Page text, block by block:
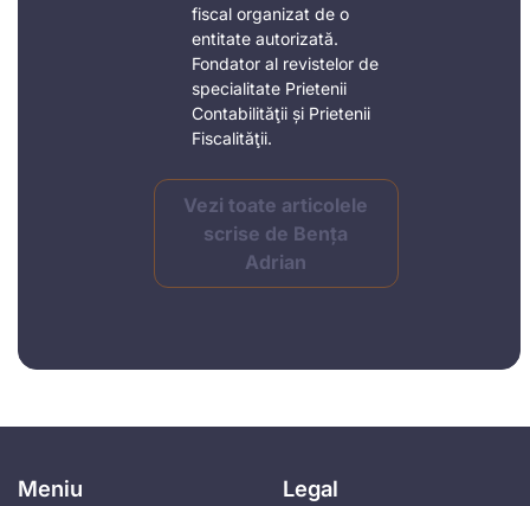
fiscal organizat de o
entitate autorizată.
Fondator al revistelor de
specialitate Prietenii
Contabilităţii și Prietenii
Fiscalităţii.
Vezi toate articolele
scrise de Bența
Adrian
Meniu Legal